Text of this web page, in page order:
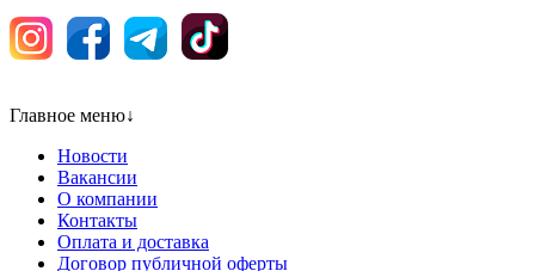
Главное меню↓
Новости
Вакансии
О компании
Контакты
Оплата и доставка
Договор публичной оферты